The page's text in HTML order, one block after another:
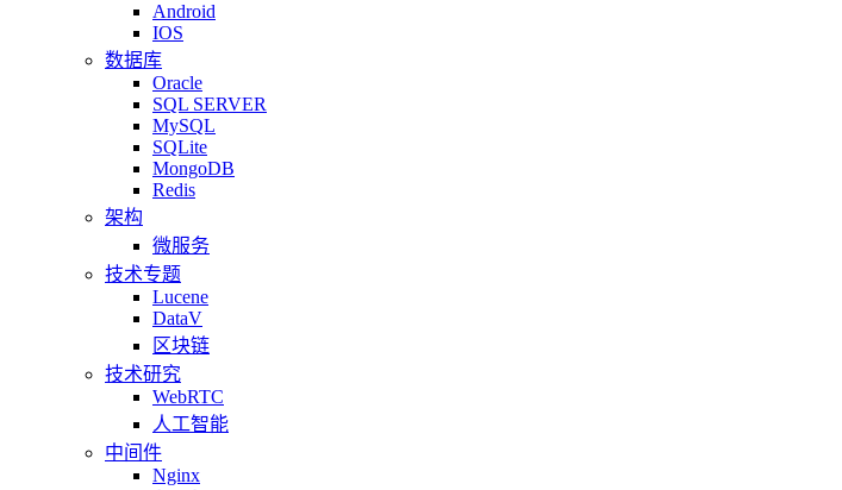
Android
IOS
数据库
Oracle
SQL SERVER
MySQL
SQLite
MongoDB
Redis
架构
微服务
技术专题
Lucene
DataV
区块链
技术研究
WebRTC
人工智能
中间件
Nginx